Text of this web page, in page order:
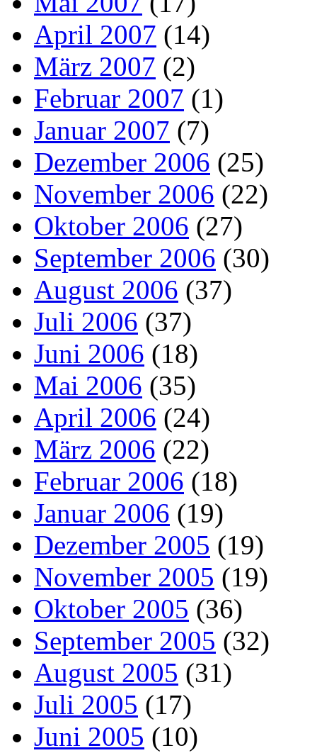
April 2007 (14)
März 2007 (2)
Februar 2007 (1)
Januar 2007 (7)
Dezember 2006 (25)
November 2006 (22)
Oktober 2006 (27)
September 2006 (30)
August 2006 (37)
Juli 2006 (37)
Juni 2006 (18)
Mai 2006 (35)
April 2006 (24)
März 2006 (22)
Februar 2006 (18)
Januar 2006 (19)
Dezember 2005 (19)
November 2005 (19)
Oktober 2005 (36)
September 2005 (32)
August 2005 (31)
Juli 2005 (17)
Juni 2005 (10)